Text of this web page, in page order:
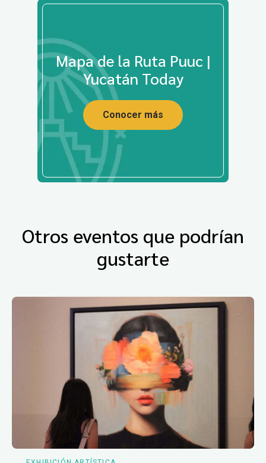
Mapa de la Ruta Puuc |
Yucatán Today
Conocer más
Otros eventos que podrían
gustarte